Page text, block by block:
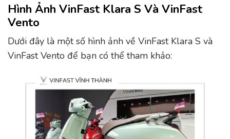
Hình Ảnh VinFast Klara S Và VinFast
Vento
Dưới đây là một số hình ảnh về VinFast Klara S và
VinFast Vento để bạn có thể tham khảo: